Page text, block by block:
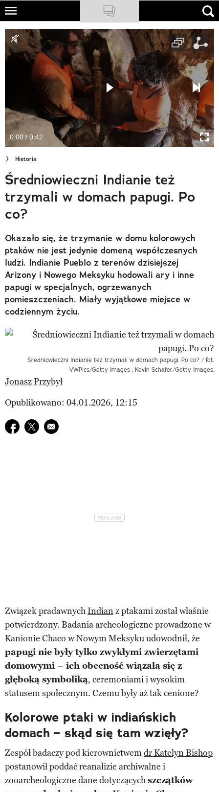
Skip
main
content
NATIONAL GEOGRAPHIC
TRAVELER
PODCASTY
Newsletter
Cuda Polski
Wielki Konkurs Fotograficzny
Trendbook Podróżniczy
Polecane
0:00 / 0:42
Historia
Średniowieczni Indianie też
trzymali w domach papugi. Po
co?
Okazało się, że trzymanie w domu kolorowych
ptaków nie jest jedynie domeną współczesnych
ludzi. Indianie Pueblo z terenów dzisiejszej
Arizony i Nowego Meksyku hodowali ary i inne
papugi w specjalnych, ogrzewanych
pomieszczeniach. Miały wyjątkowe miejsce w
codziennym życiu.
Średniowieczni Indianie też trzymali w domach papugi. Po co? / fot.
VWPics/Getty Images , Kevin Schafer/Getty Images.
Jonasz Przybył
Opublikowano: 04.01.2026, 12:15
Udostępnij na facebook
Udostępnij na twitter
E-mail do przyjaciela
Związek pradawnychIndianz ptakami został właśnie
potwierdzony. Badania archeologiczne prowadzone w
Kanionie Chaco w Nowym Meksyku udowodnił, że
papugi nie były tylko zwykłymi zwierzętami
domowymi – ich obecność wiązała się z
głęboką symboliką, ceremoniami i wysokim
statusem społecznym. Czemu były aż tak cenione?
Kolorowe ptaki w indiańskich
domach – skąd się tam wzięły?
Zespół badaczy pod kierownictwemdr Katelyn Bishop
postanowił poddać reanalizie archiwalne i
zooarcheologiczne dane dotyczącychszczątków